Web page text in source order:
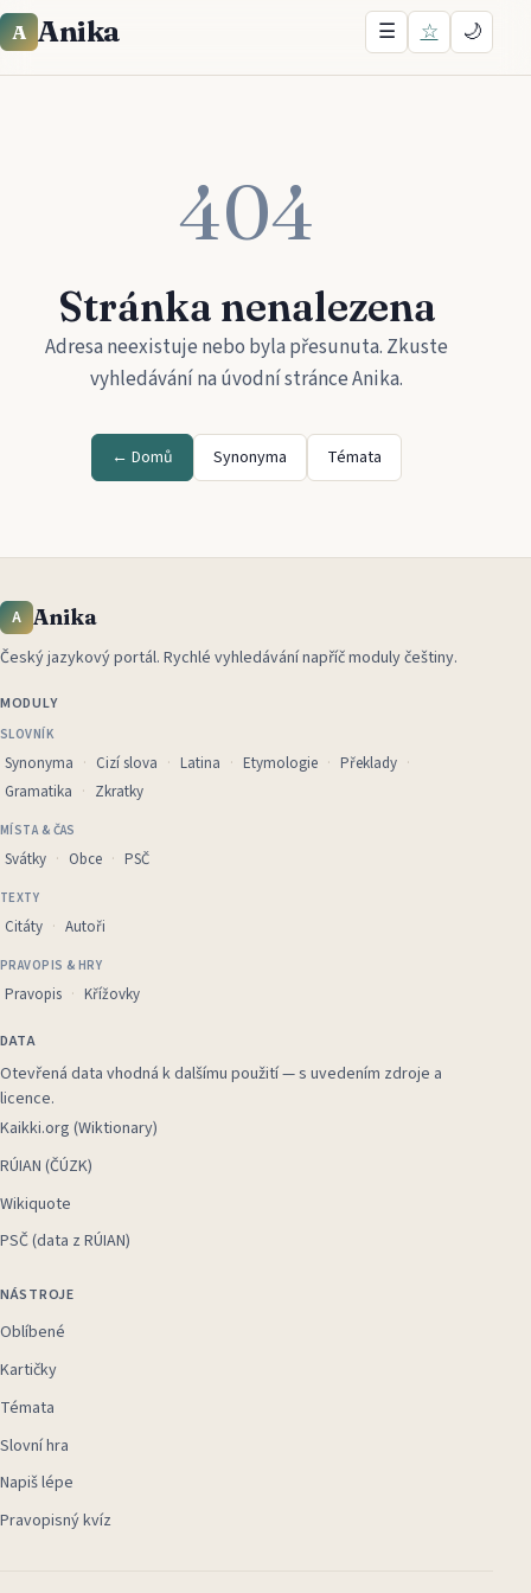
A Anika ☰ ☆ 🌙
404
Stránka nenalezena
Adresa neexistuje nebo byla přesunuta. Zkuste
vyhledávání na úvodní stránceAnika.
← Domů Synonyma Témata
A Anika
Český jazykový portál. Rychlé vyhledávání napříč moduly češtiny.
MODULY
SLOVNÍK
Synonyma Cizí slova Latina Etymologie
Překlady
Gramatika
Zkratky
MÍSTA & ČAS
Svátky Obce PSČ
TEXTY
Citáty Autoři
PRAVOPIS & HRY
Pravopis Křížovky
DATA
Otevřená data vhodná k dalšímu použití — s uvedením zdroje a
licence.
Kaikki.org (Wiktionary)
RÚIAN (ČÚZK)
Wikiquote
PSČ (data z RÚIAN)
NÁSTROJE
Oblíbené
Kartičky
Témata
Slovní hra
Napiš lépe
Pravopisný kvíz